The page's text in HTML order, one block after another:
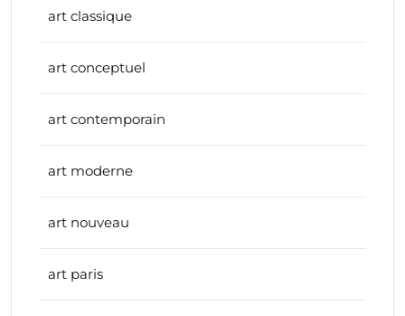
art classique
art conceptuel
art contemporain
art moderne
art nouveau
art paris